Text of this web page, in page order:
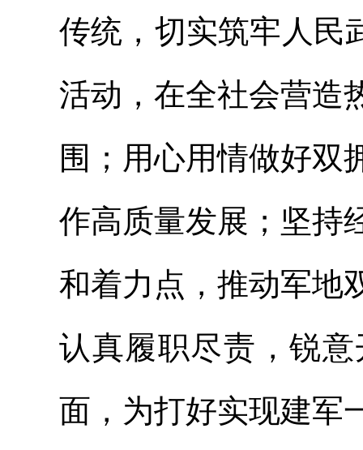
传统，切实筑牢人民
活动，在全社会营造
围；用心用情做好双
作高质量发展；坚持
和着力点，推动军地
认真履职尽责，锐
面，为打好实现建军